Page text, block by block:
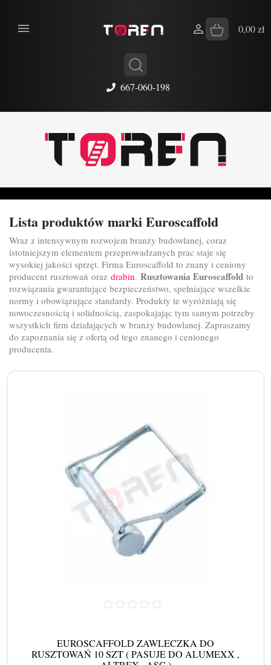
667-060-198
 0,00 zł

Lista produktów marki Euroscaffold
Wraz z intensywnym rozwojem branży budowlanej, coraz
istotniejszym elementem przeprowadzanych prac staje się
wysokiej jakości sprzęt. Firma Euroscaffold to znany i ceniony
producent rusztowań oraz drabin. Rusztowania Euroscaffold to
rozwiązania gwarantujące bezpieczeństwo, spełniające wszelkie
normy i obowiązujące standardy. Produkty te wyróżniają się
nowoczesnością i solidnością, zaspokajając tym samym potrzeby
wszystkich firm działających w branży budowlanej. Zapraszamy
do zapoznania się z ofertą od tego znanego i cenionego
producenta.
EUROSCAFFOLD ZAWLECZKA DO
RUSZTOWAŃ 10 SZT ( PASUJE DO ALUMEXX ,